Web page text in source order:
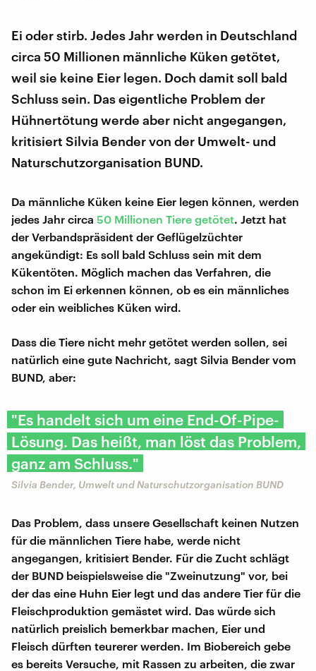
Ei oder stirb. Jedes Jahr werden in Deutschland
circa 50 Millionen männliche Küken getötet,
weil sie keine Eier legen. Doch damit soll bald
Schluss sein. Das eigentliche Problem der
Hühnertötung werde aber nicht angegangen,
kritisiert Silvia Bender von der Umwelt- und
Naturschutzorganisation BUND.
Da männliche Küken keine Eier legen können, werden
jedes Jahr circa 50 Millionen Tiere getötet. Jetzt hat
der Verbandspräsident der Geflügelzüchter
angekündigt: Es soll bald Schluss sein mit dem
Kükentöten. Möglich machen das Verfahren, die
schon im Ei erkennen können, ob es ein männliches
oder ein weibliches Küken wird.
Dass die Tiere nicht mehr getötet werden sollen, sei
natürlich eine gute Nachricht, sagt Silvia Bender vom
BUND, aber:
"Es handelt sich um eine End-Of-Pipe-
Lösung. Das heißt, man löst das Problem,
ganz am Schluss."
Silvia Bender, Umwelt und Naturschutzorganisation​ BUND
Das Problem, dass unsere Gesellschaft keinen Nutzen
für die männlichen Tiere habe, werde nicht
angegangen, kritisiert Bender. Für die Zucht schlägt
der BUND beispielsweise die "Zweinutzung" vor, bei
der das eine Huhn Eier legt und das andere Tier für die
Fleischproduktion gemästet wird. Das würde sich
natürlich preislich bemerkbar machen, Eier und
Fleisch dürften teurerer werden. Im Biobereich gebe
es bereits Versuche, mit Rassen zu arbeiten, die zwar